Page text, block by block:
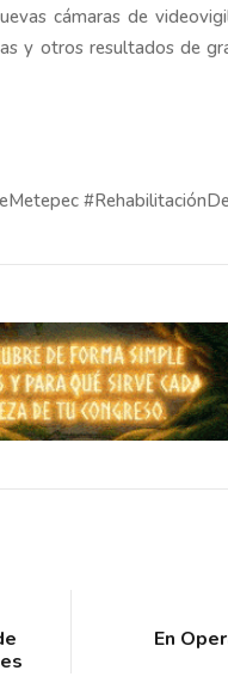
cámaras de
y otros resultados de
En